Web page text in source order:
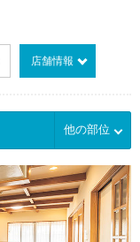
店舗情報
他の部位